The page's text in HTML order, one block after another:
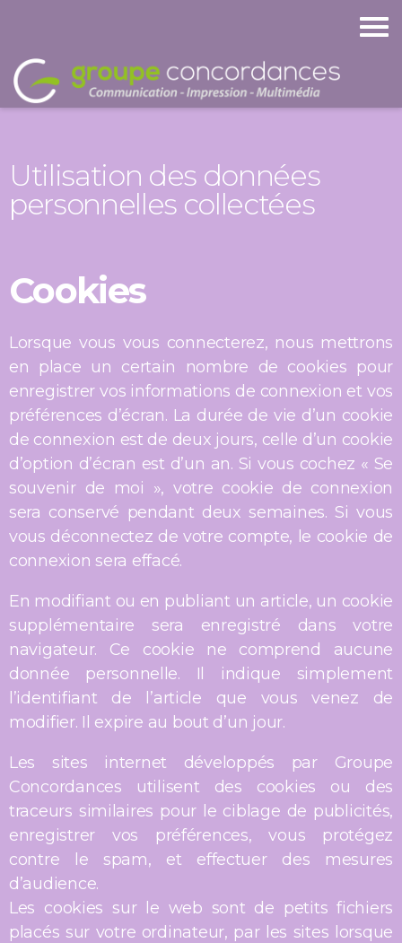
Utilisation des données
personnelles collectées
Cookies
Lorsque vous vous connecterez, nous mettrons
en place un certain nombre de cookies pour
enregistrer vos informations de connexion et vos
préférences d’écran. La durée de vie d’un cookie
de connexion est de deux jours, celle d’un cookie
d’option d’écran est d’un an. Si vous cochez « Se
souvenir de moi », votre cookie de connexion
sera conservé pendant deux semaines. Si vous
vous déconnectez de votre compte, le cookie de
connexion sera effacé.
En modifiant ou en publiant un article, un cookie
supplémentaire sera enregistré dans votre
navigateur. Ce cookie ne comprend aucune
donnée personnelle. Il indique simplement
l’identifiant de l’article que vous venez de
modifier. Il expire au bout d’un jour.
Les sites internet développés par Groupe
Concordances utilisent des cookies ou des
traceurs similaires pour le ciblage de publicités,
enregistrer vos préférences, vous protégez
contre le spam, et effectuer des mesures
d’audience.
Les cookies sur le web sont de petits fichiers
placés sur votre ordinateur, par les sites lorsque